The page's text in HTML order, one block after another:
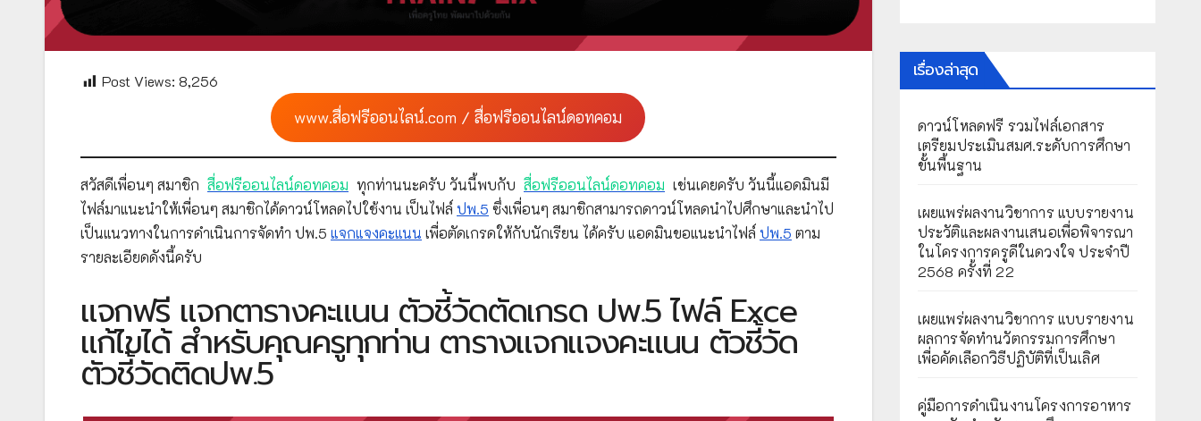
Post Views: 8,256
www.สื่อฟรีออนไลน์.com / สื่อฟรีออนไลน์ดอทคอม
สวัสดีเพื่อนๆ สมาชิก สื่อฟรีออนไลน์ดอทคอม ทุกท่านนะครับ วันนี้พบกับ สื่อฟรีออนไลน์ดอทคอม เช่นเคยครับ วันนี้แอดมินมี
ไฟล์มาแนะนำให้เพื่อนๆ สมาชิกได้ดาวน์โหลดไปใช้งาน เป็นไฟล์ ปพ.5 ซึ่งเพื่อนๆ สมาชิกสามารถดาวน์โหลดนำไปศึกษาและนำไป
เป็นแนวทางในการดำเนินการจัดทำ ปพ.5 แจกแจงคะแนน เพื่อตัดเกรดให้กับนักเรียน ได้ครับ แอดมินขอแนะนำไฟล์ ปพ.5 ตาม
รายละเอียดดังนี้ครับ
แจกฟรี แจกตารางคะแนน ตัวชี้วัดตัดเกรด ปพ.5 ไฟล์ Exce
แก้ไขได้ สำหรับคุณครูทุกท่าน ตารางแจกแจงคะแนน ตัวชี้วัด
ตัวชี้วัดติดปพ.5
เรื่องล่าสุด
ดาวน์โหลดฟรี รวมไฟล์เอกสาร
เตรียมประเมินสมศ.ระดับการศึกษา
ขั้นพื้นฐาน
เผยแพร่ผลงานวิชาการ แบบรายงาน
ประวัติและผลงานเสนอเพื่อพิจารณา
ในโครงการครูดีในดวงใจ ประจำปี
2568 ครั้งที่ 22
เผยแพร่ผลงานวิชาการ แบบรายงาน
ผลการจัดทำนวัตกรรมการศึกษา
เพื่อคัดเลือกวิธีปฏิบัติที่เป็นเลิศ
คู่มือการดำเนินงานโครงการอาหาร